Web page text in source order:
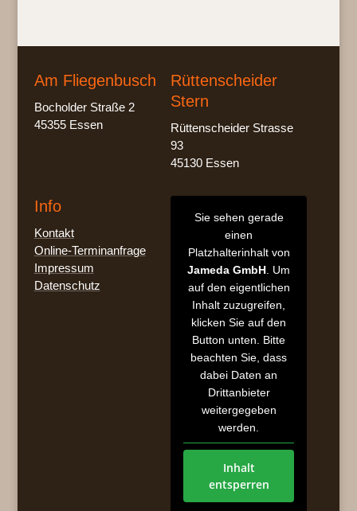
Am Fliegenbusch
Bocholder Straße 2
45355 Essen
Rüttenscheider
Stern
Rüttenscheider Strasse
93
45130 Essen
Info
Kontakt
Online-Terminanfrage
Impressum
Datenschutz
Sie sehen gerade
einen
Platzhalterinhalt von
Jameda GmbH . Um
auf den eigentlichen
Inhalt zuzugreifen,
klicken Sie auf den
Button unten. Bitte
beachten Sie, dass
dabei Daten an
Drittanbieter
weitergegeben
werden.
Inhalt
entsperren